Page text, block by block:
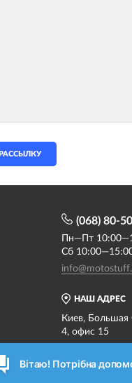
НАШ АДРЕС
Киев, Большая
4, офис 15
(068) 80-
Пн—Пт
Сб